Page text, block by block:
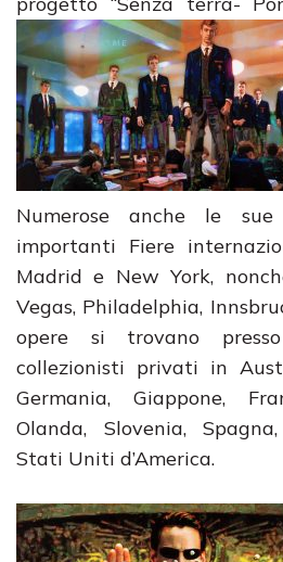
Numerose anche le
importanti Fiere
Madrid e New York,
Vegas, Philadelphia,
opere si trovano
collezionisti privati in
Germania, Giappone,
Olanda, Slovenia,
Stati Uniti d’America.